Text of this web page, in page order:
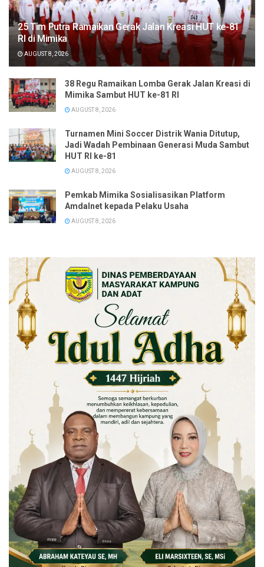
25 Tim Putra Ramaikan Gerak Jalan Kreasi HUT ke-81
RI di Mimika
AUGUST 8, 2026
38 Regu Ramaikan Lomba Gerak Jalan Kreasi di
Mimika Sambut HUT ke-81 RI
AUGUST 8, 2026
Turnamen Mini Soccer Distrik Wania Ditutup,
Jadi Wadah Pembinaan Generasi Muda Sambut
HUT RI ke-81
AUGUST 8, 2026
Pemkab Mimika Sosialisasikan Platform
Amdalnet kepada Pelaku Usaha
AUGUST 8, 2026